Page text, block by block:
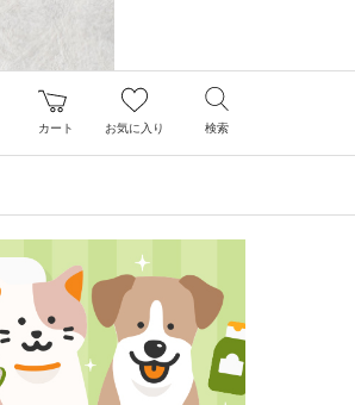
カート お気に入り 検索